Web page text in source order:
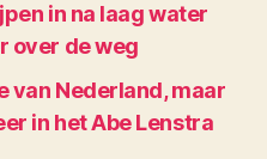
in na laag water
over de weg
van Nederland, maar
in het Abe Lenstra